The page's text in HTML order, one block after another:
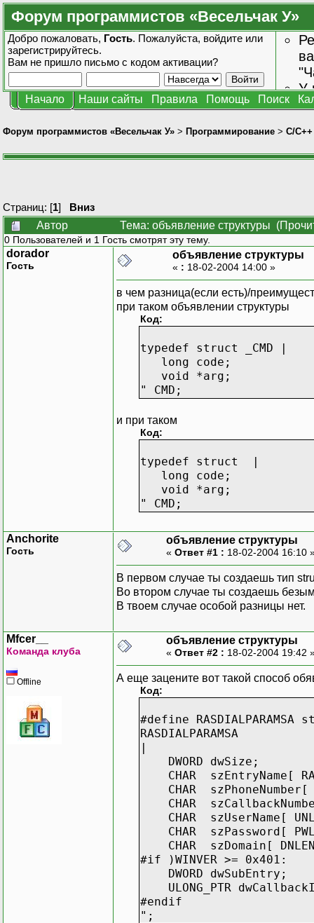
Форум программистов «Весельчак У»
Добро пожаловать, Гость. Пожалуйста, войдите или
зарегистрируйтесь.
Вам не пришло письмо с кодом активации?
У
Начало Наши сайты Правила Помощь Поиск
Форум программистов «Весельчак У» > Программирование > C/C++
Страниц: [1] Вниз
Автор
Тема: объявление структуры
0 Пользователей и 1 Гость смотрят эту тему.
dorador
Гость
объявление структуры
« : 18-02-2004 14:00 »
в чем разница(если есть)/
при таком объявлении структуры
Код:
typedef struct _CMD |
long code;
void *arg;
" CMD;
и при таком
Код:
typedef struct |
long code;
void *arg;
" CMD;
Anchorite
Гость
объявление структуры
« Ответ #1 : 18-02-2004 16:10
В первом случае ты создаешь тип
Во втором случае ты создаешь
В твоем случае особой разницы нет.
Mfcer__
Команда клуба
Offline
объявление структуры
« Ответ #2 : 18-02-2004 19:42
А еще зацените вот такой способ
Код:
#define RASDIALPARAMSA
RASDIALPARAMSA
|
DWORD dwSize;
CHAR szEntryName[
CHAR szPhoneNumber[
CHAR
CHAR szUserName[
CHAR szPassword[
CHAR szDomain[
#if )WINVER >= 0x401:
DWORD dwSubEntry;
ULONG_PTR
#endif
";